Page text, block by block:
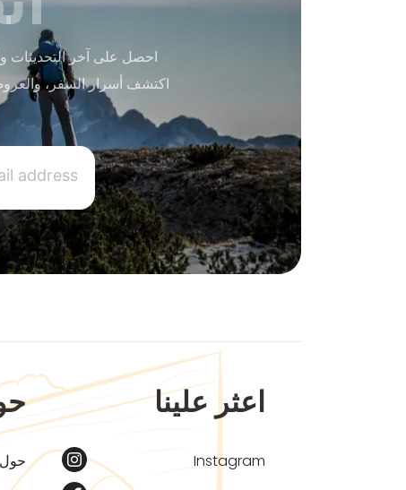
احصل على آخر التحديثات
اكتشف أسرار السفر،
اعثر علينا
Instagram
حول